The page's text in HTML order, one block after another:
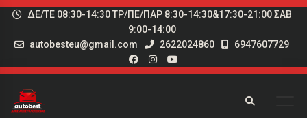
ΔΕ/ΤΕ 08:30-14:30 ΤΡ/ΠΕ/ΠΑΡ 8:30-14:30&17:30-21:00 ΣΑΒ
9:00-14:00
autobesteu@gmail.com
2622024860 6947607729